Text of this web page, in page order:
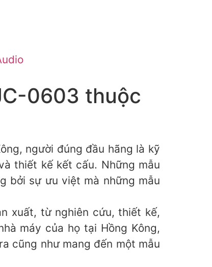
0603 thuộc
người đúng đầu hãng là kỹ
thiết kế kết cấu. Những mẫu
bởi sự ưu việt mà những mẫu
xuất, từ nghiên cứu, thiết kế,
máy của họ tại Hồng Kông,
cũng như mang đến một mẫu